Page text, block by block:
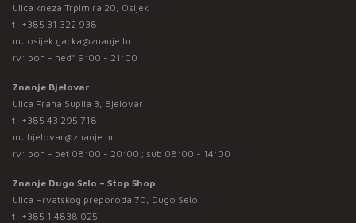
Ulica kneza Trpimira 20, Osijek
t: +385 31 322 938
m: osijek.gacka@znanje.hr
rv: pon - ned* 9:00 - 21:00
Znanje Bjelovar
Ulica Frana Supila 3, Bjelovar
t: +385 43 295 718
m: bjelovar@znanje.hr
rv: pon - pet 08:00 - 20:00 ; sub 08:00 - 14:00
Znanje Dugo Selo – Stop Shop
Ulica Hrvatskog preporoda 70, Dugo Selo
t: +385 1 4838 025